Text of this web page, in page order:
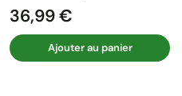
Prix
36,99 €
Ajouter au panier